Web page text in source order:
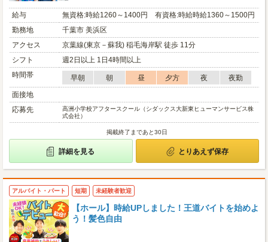
給与
無資格:時給1260～1400円 有資格:時給時給1360～1500円
勤務地
千葉市 美浜区
アクセス
京葉線(東京－蘇我) 稲毛海岸駅 徒歩 11分
シフト
週2日以上 1日4時間以上
時間帯
早朝 朝 昼 夕方 夜
夜勤
面接地
応募先
高洲小学校アフタースクール（シダックス大新東ヒューマンサービス株
式会社）
掲載終了まであと30日
詳細を見る とりあえず保存
アルバイト・パート 短期 未経験者歓迎
【ホール】時給UPしました！王道バイトを始めよ
う！髪色自由